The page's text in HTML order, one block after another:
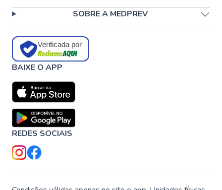
SOBRE A MEDPREV
Verificada por
BAIXE O APP
REDES SOCIAIS